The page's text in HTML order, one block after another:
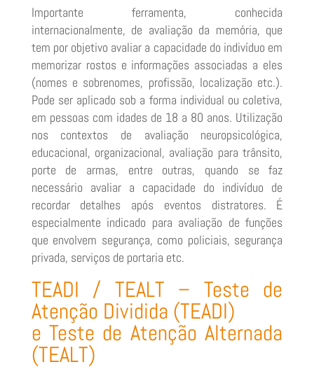
Importante ferramenta, conhecida
internacionalmente, de avaliação da memória, que
tem por objetivo avaliar a capacidade do indivíduo em
memorizar rostos e informações associadas a eles
(nomes e sobrenomes, profissão, localização etc.).
Pode ser aplicado sob a forma individual ou coletiva,
em pessoas com idades de 18 a 80 anos. Utilização
nos contextos de avaliação neuropsicológica,
educacional, organizacional, avaliação para trânsito,
porte de armas, entre outras, quando se faz
necessário avaliar a capacidade do indivíduo de
recordar detalhes após eventos distratores. É
especialmente indicado para avaliação de funções
que envolvem segurança, como policiais, segurança
privada, serviços de portaria etc.
TEADI / TEALT – Teste de
Atenção Dividida (TEADI)
e Teste de Atenção Alternada
(TEALT)